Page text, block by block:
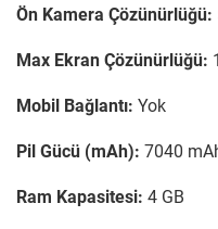
Ön Kamera Çözünürlüğü:
Max Ekran Çözünürlüğü:
Mobil Bağlantı: Yok
Pil Gücü (mAh): 7040
Ram Kapasitesi: 4 GB